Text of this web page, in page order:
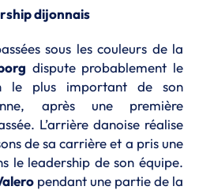
dijonnais
sous les couleurs de la
dispute probablement le
le plus important de son
après une première
L’arrière danoise réalise
de sa carrière et a pris une
le leadership de son équipe.
pendant une partie de la